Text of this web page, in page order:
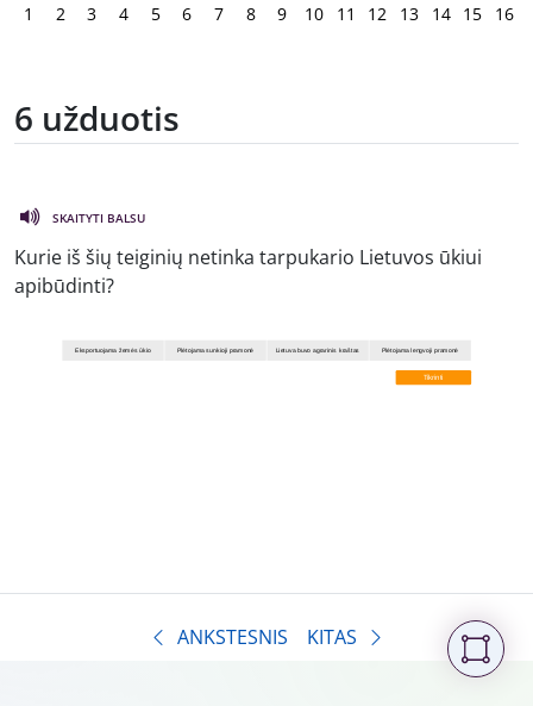
1 2 3 4 5 6 7 8 9 10 11 12 13 14 15 16
6 užduotis
SKAITYTI BALSU
Kurie iš šių teiginių netinka tarpukario Lietuvos ūkiui
apibūdinti?
ANKSTESNIS KITAS